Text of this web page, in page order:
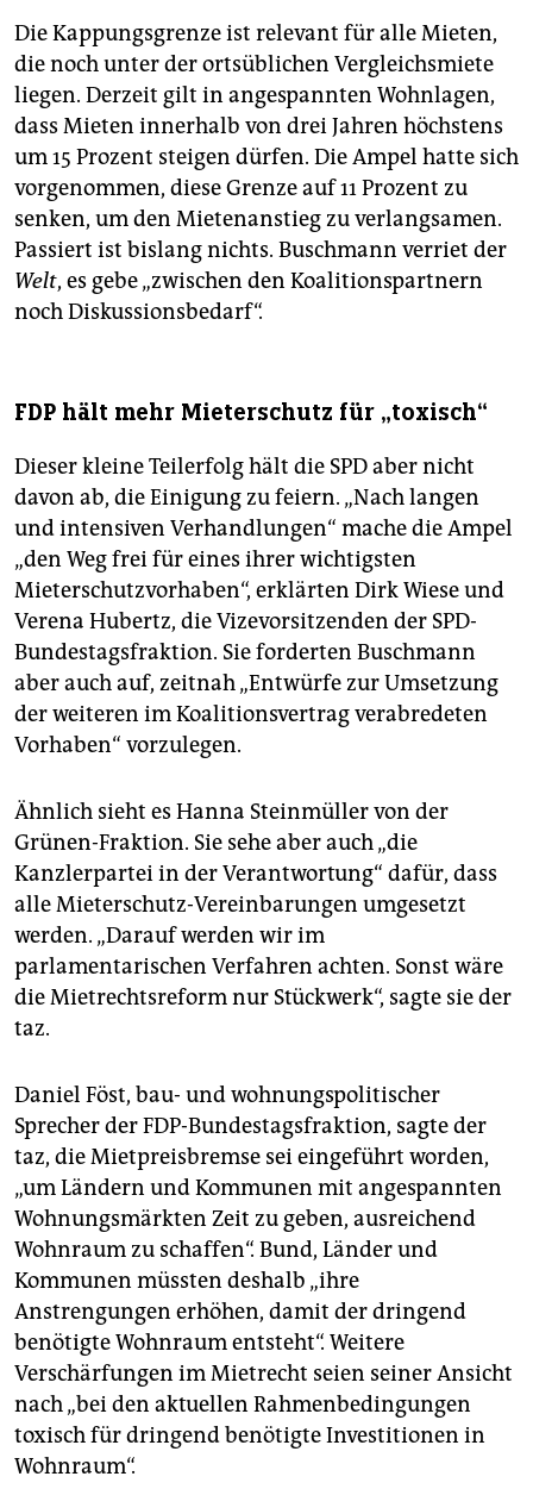
Die Kappungsgrenze ist relevant für alle Mieten,
die noch unter der ortsüblichen Vergleichsmiete
liegen. Derzeit gilt in angespannten Wohnlagen,
dass Mieten innerhalb von drei Jahren höchstens
um 15 Prozent steigen dürfen. Die Ampel hatte sich
vorgenommen, diese Grenze auf 11 Prozent zu
senken, um den Mietenanstieg zu verlangsamen.
Passiert ist bislang nichts. Buschmann verriet der
Welt, es gebe „zwischen den Koa­litionspartnern
noch Diskus­sions­bedarf“.
FDP hält mehr Mieterschutz für „toxisch“
Dieser kleine Teilerfolg hält die SPD aber nicht
davon ab, die Einigung zu feiern. „Nach langen
und intensiven Verhandlungen“ mache die Ampel
„den Weg frei für eines ihrer wichtigsten
Mieterschutzvorhaben“, erklärten Dirk Wiese und
Verena Hubertz, die Vizevorsitzenden der SPD-
Bundestagsfraktion. Sie forderten Buschmann
aber auch auf, zeitnah „Entwürfe zur Umsetzung
der weiteren im Koalitionsvertrag verabredeten
Vorhaben“ vorzulegen.
Ähnlich sieht es Hanna Steinmüller von der
Grünen-Fraktion. Sie sehe aber auch „die
Kanzlerpartei in der Verantwortung“ dafür, dass
alle Mieterschutz-Vereinbarungen umgesetzt
werden. „Darauf werden wir im
parlamentarischen Verfahren achten. Sonst wäre
die Mietrechtsreform nur Stückwerk“, sagte sie der
taz.
Daniel Föst, bau- und wohnungspolitischer
Sprecher der FDP-Bundestagsfraktion, sagte der
taz, die Mietpreisbremse sei eingeführt worden,
„um Ländern und Kommunen mit angespannten
Wohnungsmärkten Zeit zu geben, ausreichend
Wohnraum zu schaffen“. Bund, Länder und
Kommunen müssten deshalb „ihre
Anstrengungen erhöhen, damit der dringend
benötigte Wohnraum entsteht“. Weitere
Verschärfungen im Mietrecht seien seiner Ansicht
nach „bei den aktuellen Rahmenbedingungen
toxisch für dringend benötigte Investitionen in
Wohnraum“.